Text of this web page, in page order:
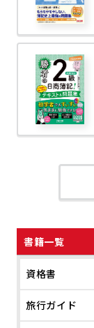
書籍一覧
資格書
旅行ガイド